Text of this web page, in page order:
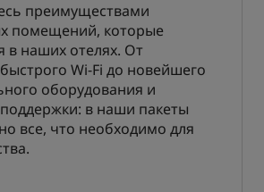
преимуществами
помещений, которые
в наших отелях. От
Wi-Fi до новейшего
оборудования и
в наши пакеты
все, что необходимо для